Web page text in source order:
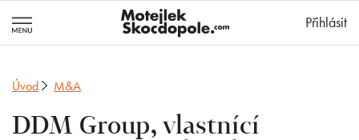
Přihlásit
Úvod M&A
DDM Group, vlastnící